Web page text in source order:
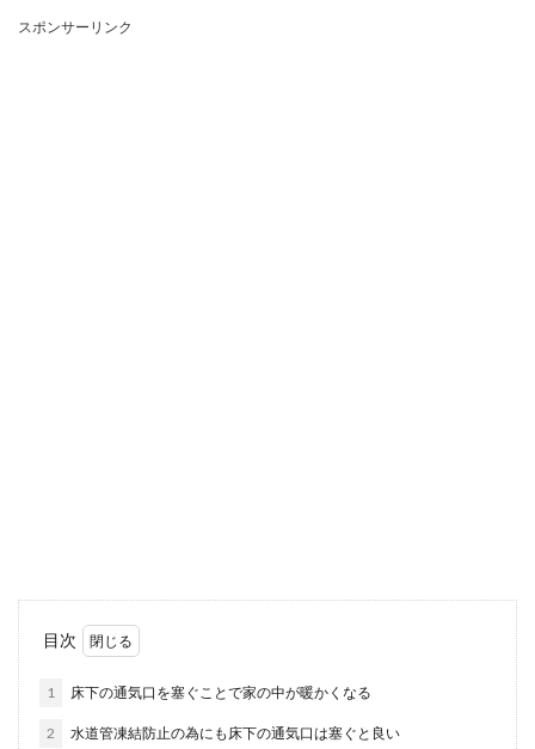
が届いた時に思うのが「新築祝いはどうしよう」
スポンサーリンク
目次
1 床下の通気口を塞ぐことで家の中が暖かくなる
2 水道管凍結防止の為にも床下の通気口は塞ぐと良い